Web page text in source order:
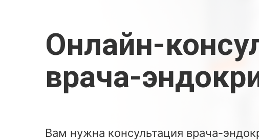
Онлайн-
врача-
Вам нужна консультация врача-